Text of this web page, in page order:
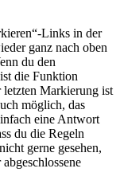
Links in der
ganz nach oben
du den
die Funktion
letzten Markierung ist
möglich, das
eine Antwort
du die Regeln
gerne gesehen,